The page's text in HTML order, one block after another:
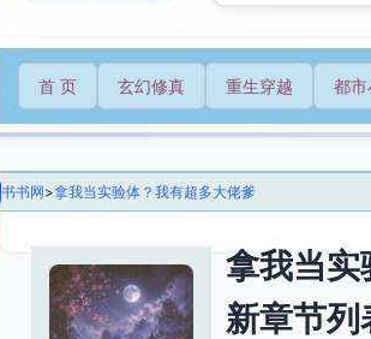
首 页 玄幻修真 重生穿越 都
书书网>拿我当实验体？我有超多大佬爹
拿我当实
新章节列